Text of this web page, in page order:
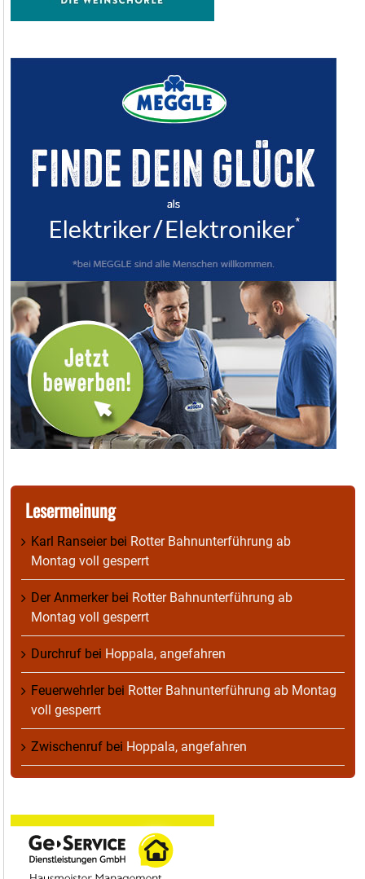
Lesermeinung
Karl Ranseierbei Rotter Bahnunterführung ab
Montag voll gesperrt
Der Anmerkerbei Rotter Bahnunterführung ab
Montag voll gesperrt
Durchruf bei Hoppala, angefahren
Feuerwehrlerbei Rotter Bahnunterführung ab Montag
voll gesperrt
Zwischenruf bei Hoppala, angefahren